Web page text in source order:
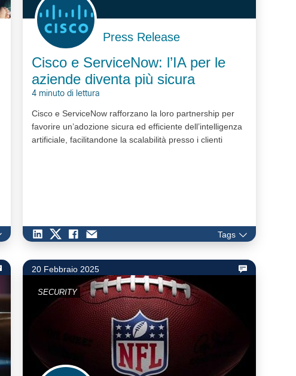
Press Release
Cisco e ServiceNow: l’IA per le
aziende diventa più sicura
4 minuto di lettura
Cisco e ServiceNow rafforzano la loro partnership per
favorire un’adozione sicura ed efficiente dell’intelligenza
artificiale, facilitandone la scalabilità presso i clienti
Tags
20 Febbraio 2025
SECURITY